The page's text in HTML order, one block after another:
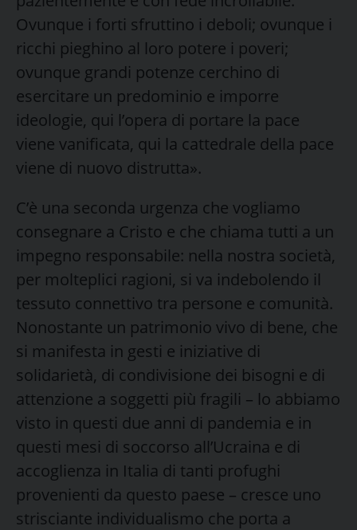
Ovunque i forti sfruttino i deboli; ovunque i
ricchi pieghino al loro potere i poveri;
ovunque grandi potenze cerchino di
esercitare un predominio e imporre
ideologie, qui l’opera di portare la pace
viene vanificata, qui la cattedrale della pace
viene di nuovo distrutta».
C’è una seconda urgenza che vogliamo
consegnare a Cristo e che chiama tutti a un
impegno responsabile: nella nostra società,
per molteplici ragioni, si va indebolendo il
tessuto connettivo tra persone e comunità.
Nonostante un patrimonio vivo di bene, che
si manifesta in gesti e iniziative di
solidarietà, di condivisione dei bisogni e di
attenzione a soggetti più fragili – lo abbiamo
visto in questi due anni di pandemia e in
questi mesi di soccorso all’Ucraina e di
accoglienza in Italia di tanti profughi
provenienti da questo paese – cresce uno
strisciante individualismo che porta a